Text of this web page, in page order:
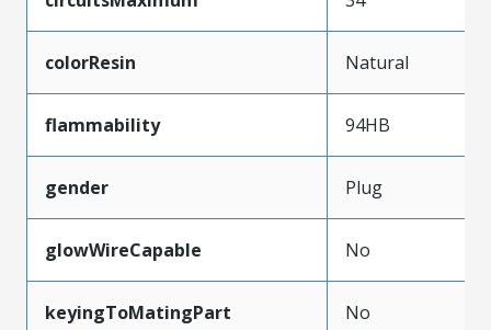
colorResin Natural
flammability 94HB
gender Plug
glowWireCapable No
keyingToMatingPart No